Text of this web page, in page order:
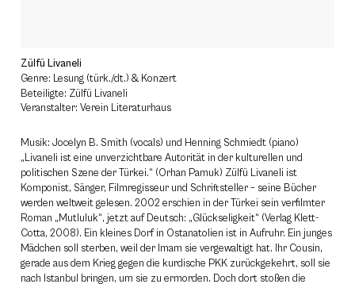
Zülfü Livaneli
Genre: Lesung (türk./dt.) & Konzert
Beteiligte: Zülfü Livaneli
Veranstalter: Verein Literaturhaus
Musik: Jocelyn B. Smith (vocals) und Henning Schmiedt (piano)
„Livaneli ist eine unverzichtbare Autorität in der kulturellen und
politischen Szene der Türkei.“ (Orhan Pamuk) Zülfü Livaneli ist
Komponist, Sänger, Filmregisseur und Schriftsteller – seine Bücher
werden weltweit gelesen. 2002 erschien in der Türkei sein verfilmter
Roman „Mutluluk“, jetzt auf Deutsch: „Glückseligkeit“ (Verlag Klett-
Cotta, 2008). Ein kleines Dorf in Ostanatolien ist in Aufruhr. Ein junges
Mädchen soll sterben, weil der Imam sie vergewaltigt hat. Ihr Cousin,
gerade aus dem Krieg gegen die kurdische PKK zurückgekehrt, soll sie
nach Istanbul bringen, um sie zu ermorden. Doch dort stoßen die